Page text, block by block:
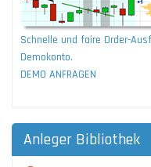
Schnelle und faire Order-
Demokonto.
DEMO ANFRAGEN
Anleger Bibliothek